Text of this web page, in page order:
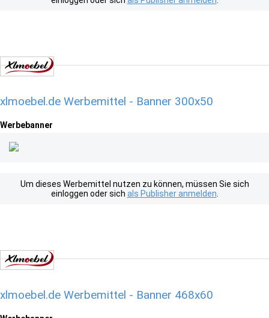
xlmoebel.de Werbemittel - Banner 300x50
Werbebanner
Um dieses Werbemittel nutzen zu können, müssen Sie sich
einloggen oder sich als Publisher anmelden
xlmoebel.de Werbemittel - Banner 468x60